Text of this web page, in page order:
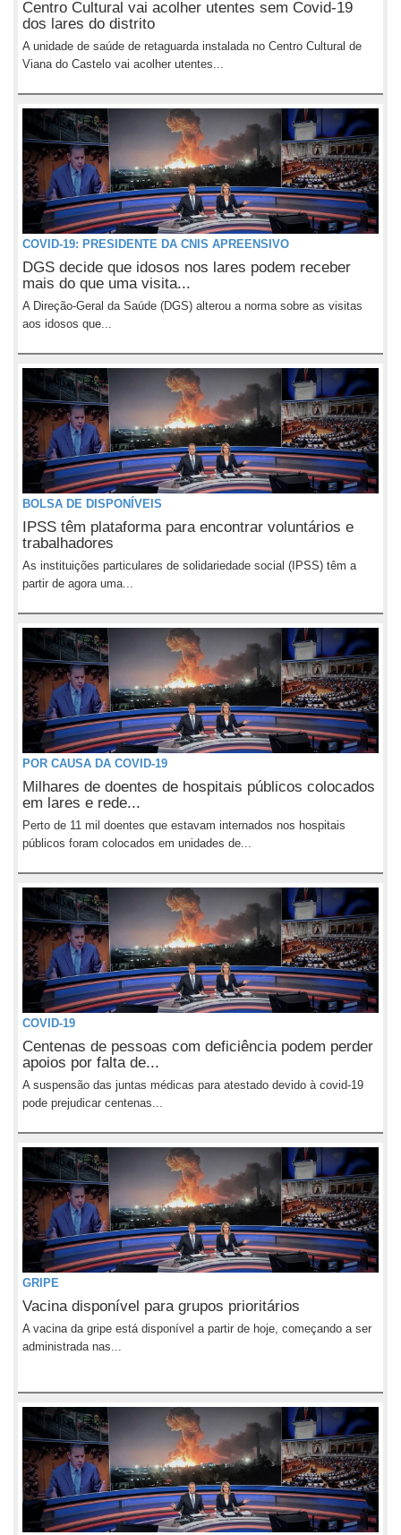
Centro Cultural vai acolher utentes sem Covid-19
dos lares do distrito
A unidade de saúde de retaguarda instalada no Centro Cultural de
Viana do Castelo vai acolher utentes...
COVID-19: PRESIDENTE DA CNIS APREENSIVO
DGS decide que idosos nos lares podem receber
mais do que uma visita...
A Direção-Geral da Saúde (DGS) alterou a norma sobre as visitas
aos idosos que...
BOLSA DE DISPONÍVEIS
IPSS têm plataforma para encontrar voluntários e
trabalhadores
As instituições particulares de solidariedade social (IPSS) têm a
partir de agora uma...
POR CAUSA DA COVID-19
Milhares de doentes de hospitais públicos colocados
em lares e rede...
Perto de 11 mil doentes que estavam internados nos hospitais
públicos foram colocados em unidades de...
COVID-19
Centenas de pessoas com deficiência podem perder
apoios por falta de...
A suspensão das juntas médicas para atestado devido à covid-19
pode prejudicar centenas...
GRIPE
Vacina disponível para grupos prioritários
A vacina da gripe está disponível a partir de hoje, começando a ser
administrada nas...